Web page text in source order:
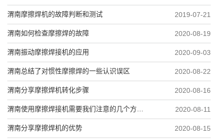
渭南摩擦焊机的故障判断和测试 2019-07-21
渭南如何检查摩擦焊的故障 2020-08-19
渭南振动摩擦焊接机的应用 2020-09-03
渭南总结了对惯性摩擦焊的一些认识误区 2020-08-22
渭南分享摩擦焊机转化步骤 2020-08-16
2020-08-11
渭南分享摩擦焊机的优势 2020-08-15